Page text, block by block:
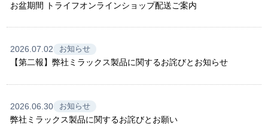
お盆期間 トライフオンラインショップ配送ご案内
2026.07.02 お知らせ
【第二報】弊社ミラックス製品に関するお詫びとお知らせ
2026.06.30 お知らせ
弊社ミラックス製品に関するお詫びとお願い